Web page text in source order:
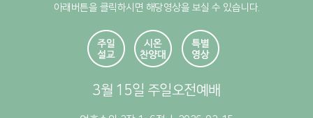
아래버튼을 클릭하시면 해당영상을 보실 수 있습니다.
3월 15일 주일오전예배